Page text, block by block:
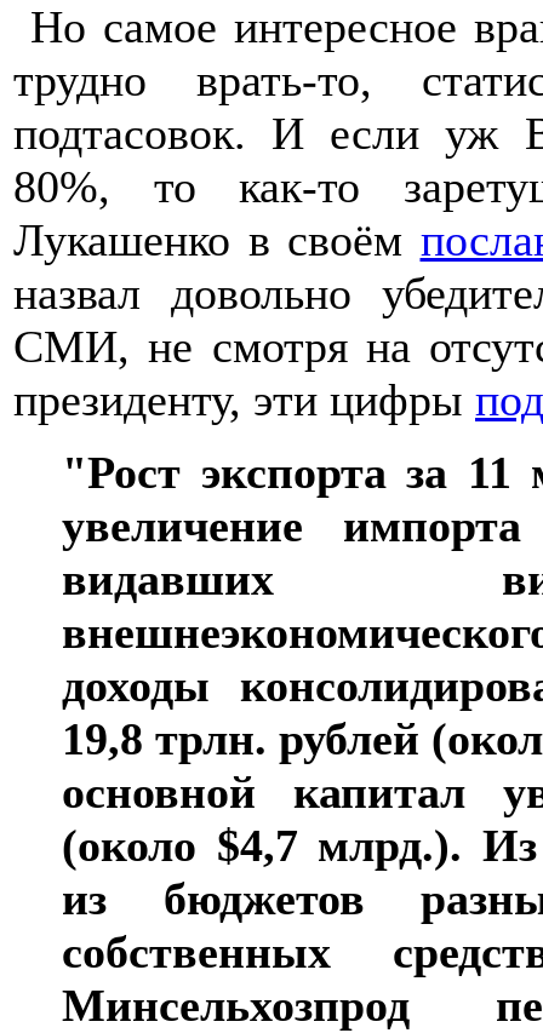
Но самое интересное
трудно врать-то,
подтасовок. И если уж
80%, то как-то
Лукашенко в своём
назвал довольно
СМИ, не смотря на
президенту, эти цифры
"Рост экспорта за
увеличение
видавших
доходы
19,8 трлн. рублей
основной капитал
(около $4,7 млрд.).
из бюджетов
собственных
Минсельхозпрод